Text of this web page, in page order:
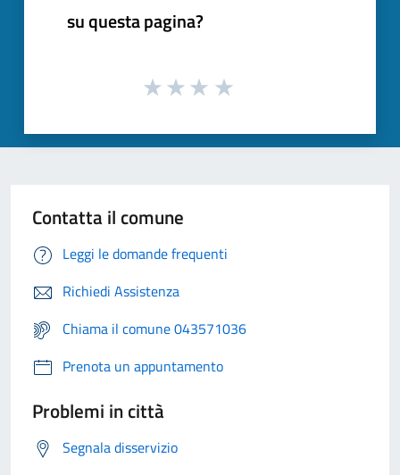
su questa pagina?
Contatta il comune
Leggi le domande frequenti
Richiedi Assistenza
Chiama il comune 043571036
Prenota un appuntamento
Problemi in città
Segnala disservizio